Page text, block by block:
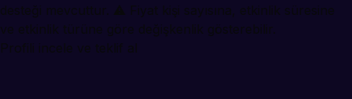
desteği mevcuttur. ⚠️ Fiyat kişi sayısına, etkinlik süresine
ve etkinlik türüne göre değişkenlik gösterebilir.
Profili incele ve teklif al